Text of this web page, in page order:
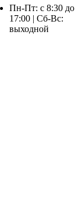
Пн-Пт: с 8:30 до
17:00 | Сб-Вс:
выходной